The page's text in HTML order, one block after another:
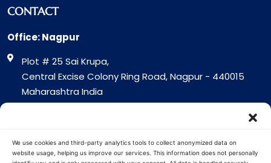
We use cookies and third-party analytics tools to collect anonymized data on
website usage, helping us improve our services. This information does not personally
CONTACT
Office: Nagpur
Plot # 25 Sai Krupa,
Central Excise Colony Ring Road, Nagpur - 440015
Maharashtra India
317 Green Plaza Motha Varacha, Near VIP Circle
Surat - 394101